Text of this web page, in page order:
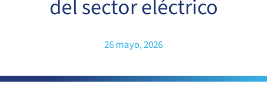
del sector eléctrico
26 mayo, 2026